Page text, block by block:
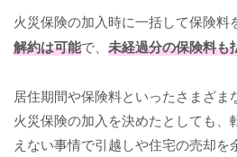
火災保険の加入時に一括して保険料
解約は可能で、 未経過分の保険料も
居住期間や保険料といったさまざま
火災保険の加入を決めたとしても、
えない事情で引越しや住宅の売却を